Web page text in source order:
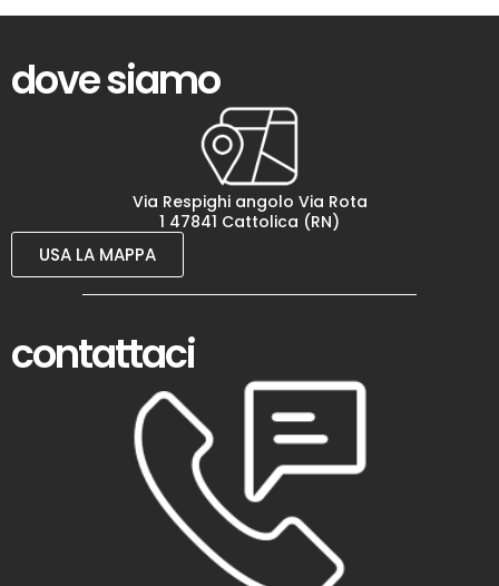
dove siamo
Via Respighi angolo Via Rota
1 47841 Cattolica (RN)
USA LA MAPPA
contattaci